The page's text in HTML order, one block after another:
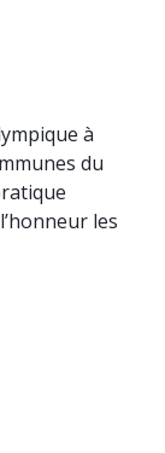
à
du
les